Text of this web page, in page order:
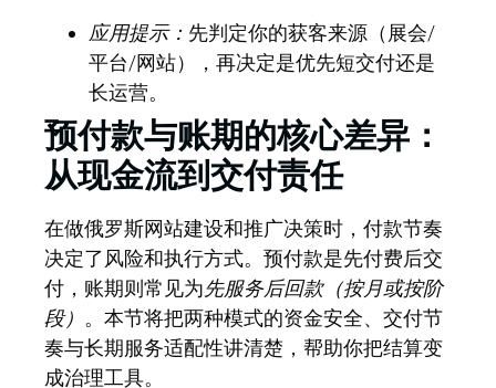
应用提示： 先判定你的获客来源（展会/
平台/网站），再决定是优先短交付还是
长运营。
预付款与账期的核心差异：
从现金流到交付责任
在做俄罗斯网站建设和推广决策时，付款节奏
决定了风险和执行方式。预付款是先付费后交
付 ，账期则常见为先服务后回款（按月或按阶
段） 。本节将把两种模式的资金安全、交付节
奏与长期服务适配性讲清楚，帮助你把结算变
成治理工具。